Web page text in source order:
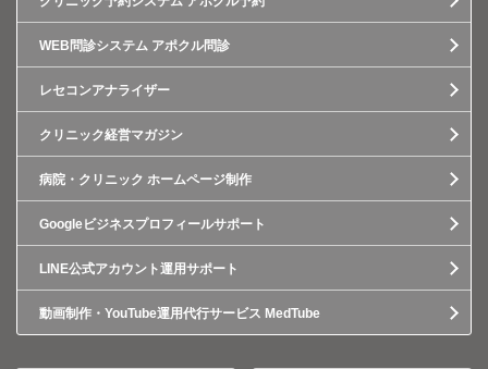
WEB問診システム アポクル問診
レセコンアナライザー
クリニック経営マガジン
病院・クリニック ホームページ制作
Googleビジネスプロフィールサポート
LINE公式アカウント運用サポート
動画制作・YouTube運用代行サービス MedTube